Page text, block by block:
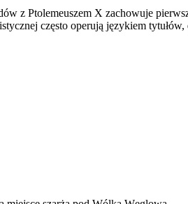
z Ptolemeuszem X zachowuje
często operują językiem